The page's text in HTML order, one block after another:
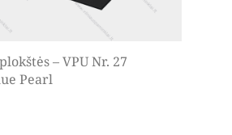
– VPU Nr. 27
Pearl